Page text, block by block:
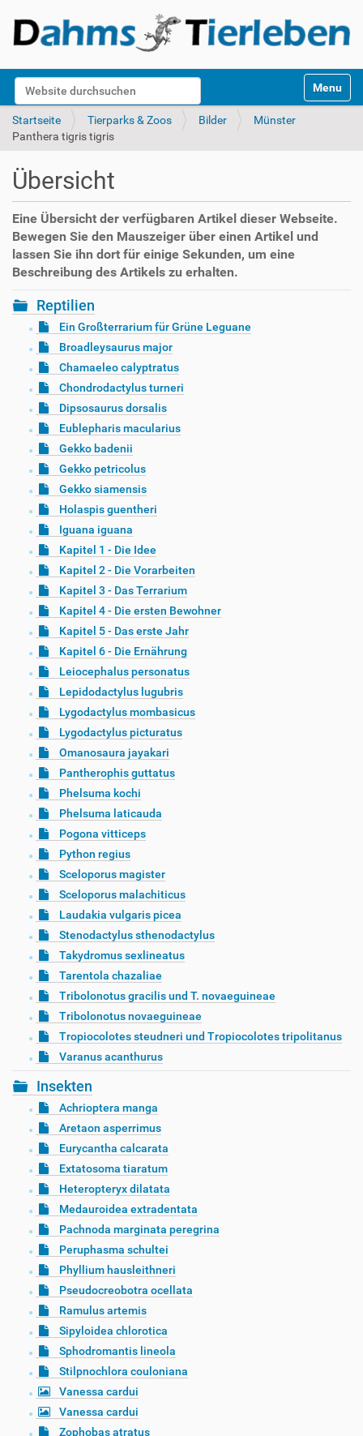
Website durchsuchen
k
Toggle
Startseite Tierparks & Zoos Bilder
Münster
Panthera tigris tigris
Übersicht
Eine Übersicht der verfügbaren Artikel dieser Webseite.
Bewegen Sie den Mauszeiger über einen Artikel und
lassen Sie ihn dort für einige Sekunden, um eine
Beschreibung des Artikels zu erhalten.
Reptilien
Ein Großterrarium für Grüne Leguane
Broadleysaurus major
Chamaeleo calyptratus
Chondrodactylus turneri
Dipsosaurus dorsalis
Eublepharis macularius
Gekko badenii
Gekko petricolus
Gekko siamensis
Holaspis guentheri
Iguana iguana
Kapitel 1 - Die Idee
Kapitel 2 - Die Vorarbeiten
Kapitel 3 - Das Terrarium
Kapitel 4 - Die ersten Bewohner
Kapitel 5 - Das erste Jahr
Kapitel 6 - Die Ernährung
Leiocephalus personatus
Lepidodactylus lugubris
Lygodactylus mombasicus
Lygodactylus picturatus
Omanosaura jayakari
Pantherophis guttatus
Phelsuma kochi
Phelsuma laticauda
Pogona vitticeps
Python regius
Sceloporus magister
Sceloporus malachiticus
Laudakia vulgaris picea
Stenodactylus sthenodactylus
Takydromus sexlineatus
Tarentola chazaliae
Tribolonotus gracilis und T. novaeguineae
Tribolonotus novaeguineae
Tropiocolotes steudneri und Tropiocolotes tripolitanus
Varanus acanthurus
Insekten
Achrioptera manga
Aretaon asperrimus
Eurycantha calcarata
Extatosoma tiaratum
Heteropteryx dilatata
Medauroidea extradentata
Pachnoda marginata peregrina
Peruphasma schultei
Phyllium hausleithneri
Pseudocreobotra ocellata
Ramulus artemis
Sipyloidea chlorotica
Sphodromantis lineola
Stilpnochlora couloniana
Vanessa cardui
Vanessa cardui
Zophobas atratus